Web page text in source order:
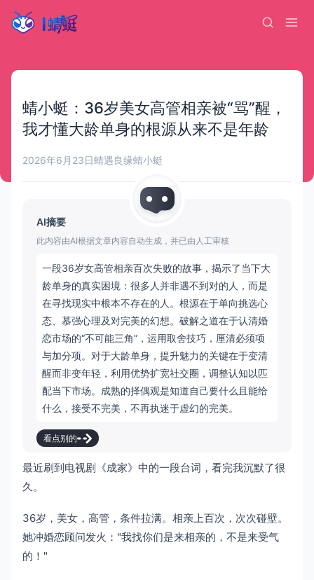
蜻小蜓：36岁美女高管相亲被“骂”醒，
我才懂大龄单身的根源从来不是年龄
2026年6月23日蜻遇良缘蜻小蜓
AI摘要
此内容由AI根据文章内容自动生成，并已由人工审核
一段36岁女高管相亲百次失败的故事，揭示了当下大
龄单身的真实困境：很多人并非遇不到对的人，而是
在寻找现实中根本不存在的人。根源在于单向挑选心
态、慕强心理及对完美的幻想。破解之道在于认清婚
恋市场的“不可能三角”，运用取舍技巧，厘清必须项
与加分项。对于大龄单身，提升魅力的关键在于变清
醒而非变年轻，利用优势扩宽社交圈，调整认知以匹
配当下市场。成熟的择偶观是知道自己要什么且能给
什么，接受不完美，不再执迷于虚幻的完美。
看点别的
最近刷到电视剧《成家》中的一段台词，看完我沉默了很
久。
36岁，美女，高管，条件拉满。相亲上百次，次次碰壁。
她冲婚恋顾问发火："我找你们是来相亲的，不是来受气
的！"